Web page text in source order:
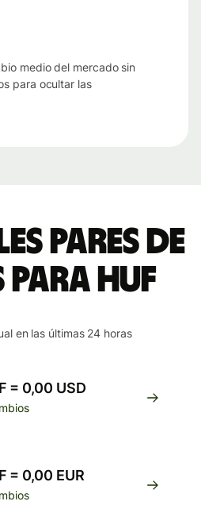
medio del mercado sin
para ocultar las
pares de
para HUF
en las últimas 24 horas
= 0,00 USD
= 0,00 EUR